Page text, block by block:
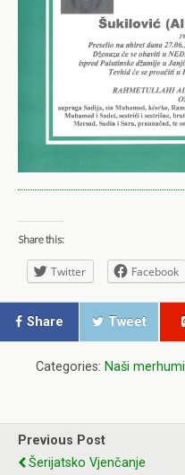
Share this:
Twitter Facebook
Share Tweet
Categories: Naši merhumi
Previous Post
Šerijatsko Vjenčanje